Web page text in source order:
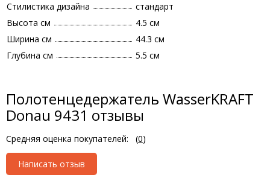
Стилистика дизайна
стандарт
Высота см
4.5 см
Ширина см
44.3 см
Глубина см
5.5 см
Полотенцедержатель WasserKRAFT
Donau 9431 отзывы
Средняя оценка покупателей: (0)
Написать отзыв